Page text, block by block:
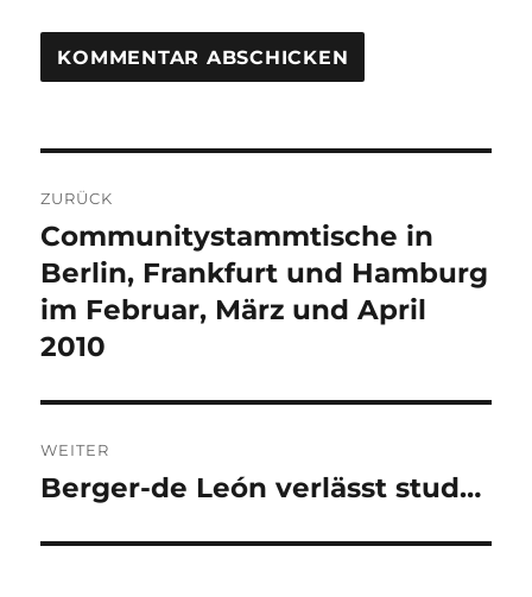
ZURÜCK
Vorheriger
Beitrag:
Communitystammtische in
Berlin, Frankfurt und Hamburg
im Februar, März und April
2010
WEITER
Nächster
Berger-de León verlässt stud…